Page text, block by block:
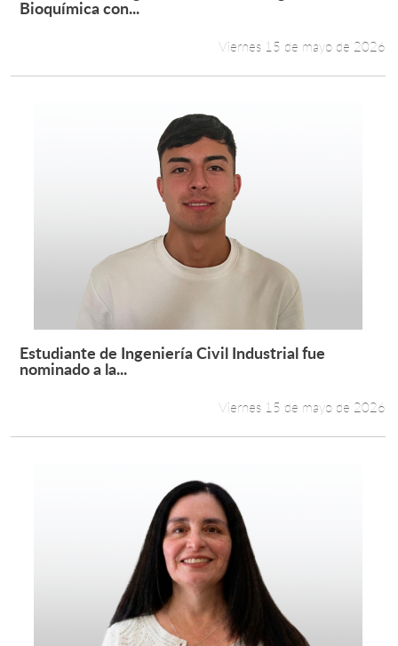
Leer más +
Bioquímica con...
Viernes 15 de mayo de 2026
Leer más +
Estudiante de Ingeniería Civil Industrial fue
nominado a la...
Viernes 15 de mayo de 2026